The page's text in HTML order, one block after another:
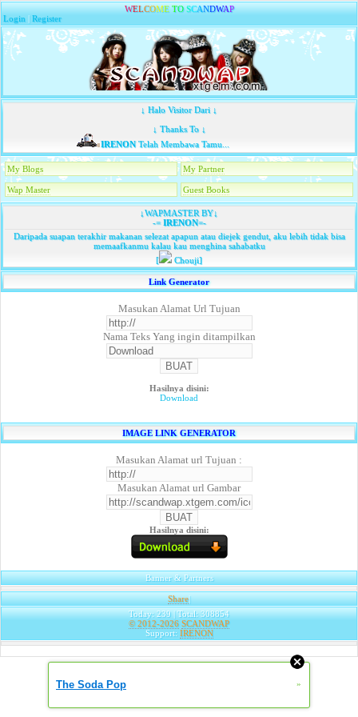
WELCOME TO SCANDWAP
Login |Register
↓ Halo Visitor Dari ↓
↓ Thanks To ↓
IRENONTelah Membawa Tamu...
My Blogs My Partner
Wap Master Guest Books
↓WAPMASTER BY↓
-=IRENON=-
Daripada suapan terakhir makanan selezat apapun atau diejek gendut, aku lebih tidak bisa
memaafkanmu kalau kau menghina sahabatku
[
Chouji]
Link Generator
Masukan Alamat Url Tujuan
Nama Teks Yang ingin ditampilkan
Hasilnya disini:
Download
IMAGE LINK GENERATOR
Masukan Alamat url Tujuan :
Masukan Alamat url Gambar
Hasilnya disini:
Banner & Partners
Share|
Today: 239 | Total: 308854
© 2012-2026 SCANDWAP
Support: IRENON
The Soda Pop »